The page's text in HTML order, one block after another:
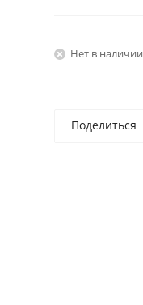
Нет в наличии
Поделиться